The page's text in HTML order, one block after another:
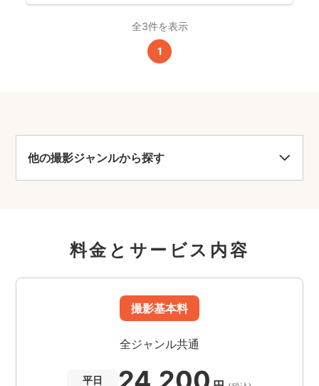
全3件を表示
1
他の撮影ジャンルから探す
料金とサービス内容
撮影基本料
全ジャンル共通
平日